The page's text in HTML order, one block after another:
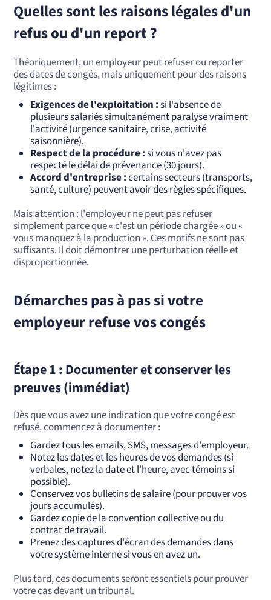
Quelles sont les raisons légales d'un
refus ou d'un report ?
Théoriquement, un employeur peut refuser ou reporter
des dates de congés, mais uniquement pour des raisons
légitimes :
Exigences de l'exploitation :si l'absence de
plusieurs salariés simultanément paralyse vraiment
l'activité (urgence sanitaire, crise, activité
saisonnière).
Respect de la procédure :si vous n'avez pas
respecté le délai de prévenance (30 jours).
Accord d'entreprise :certains secteurs (transports,
santé, culture) peuvent avoir des règles spécifiques.
Mais attention : l'employeur ne peut pas refuser
simplement parce que « c'est un période chargée » ou «
vous manquez à la production ». Ces motifs ne sont pas
suffisants. Il doit démontrer une perturbation réelle et
disproportionnée.
Démarches pas à pas si votre
employeur refuse vos congés
Étape 1 : Documenter et conserver les
preuves (immédiat)
Dès que vous avez une indication que votre congé est
refusé, commencez à documenter :
Gardez tous les emails, SMS, messages d'employeur.
Notez les dates et les heures de vos demandes (si
verbales, notez la date et l'heure, avec témoins si
possible).
Conservez vos bulletins de salaire (pour prouver vos
jours accumulés).
Gardez copie de la convention collective ou du
contrat de travail.
Prenez des captures d'écran des demandes dans
votre système interne si vous en avez un.
Plus tard, ces documents seront essentiels pour prouver
votre cas devant un tribunal.